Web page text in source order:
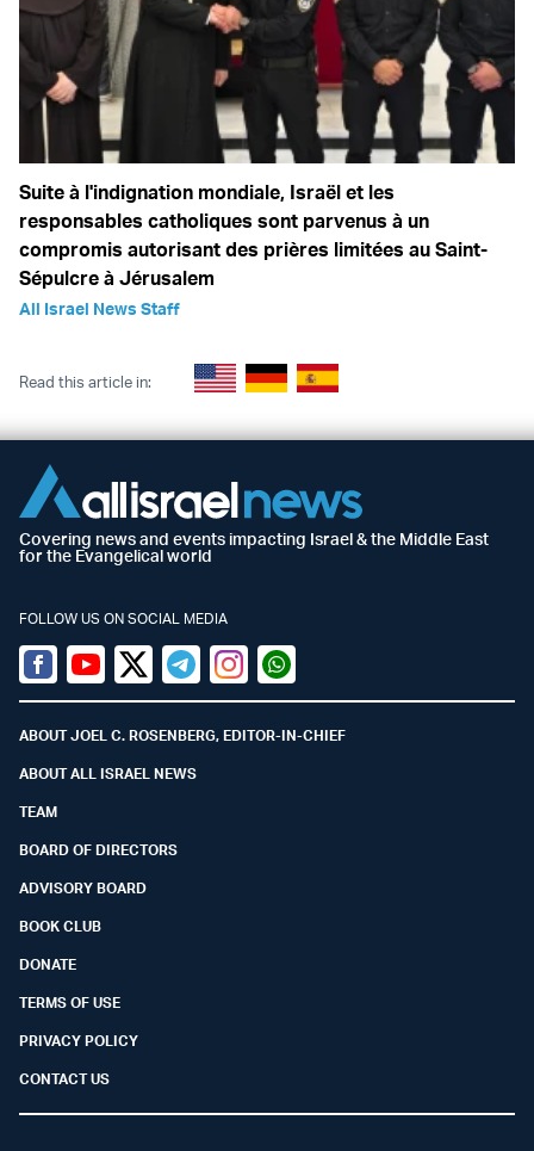
Suite à l'indignation mondiale, Israël et les
responsables catholiques sont parvenus à un
compromis autorisant des prières limitées au Saint-
Sépulcre à Jérusalem
All Israel News Staff
Read this article in:
Covering news and events impacting Israel & the Middle East
for the Evangelical world
FOLLOW US ON SOCIAL MEDIA
Facebook
YoutubeTwitter (X)
TelegramInstagramWhatsapp
ABOUT JOEL C. ROSENBERG, EDITOR-IN-CHIEF
ABOUT ALL ISRAEL NEWS
TEAM
BOARD OF DIRECTORS
ADVISORY BOARD
BOOK CLUB
DONATE
TERMS OF USE
PRIVACY POLICY
CONTACT US